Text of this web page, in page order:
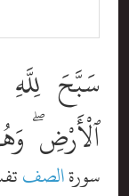
سَبَّحَ
ٱلْأَرْضِ
سورةالصف